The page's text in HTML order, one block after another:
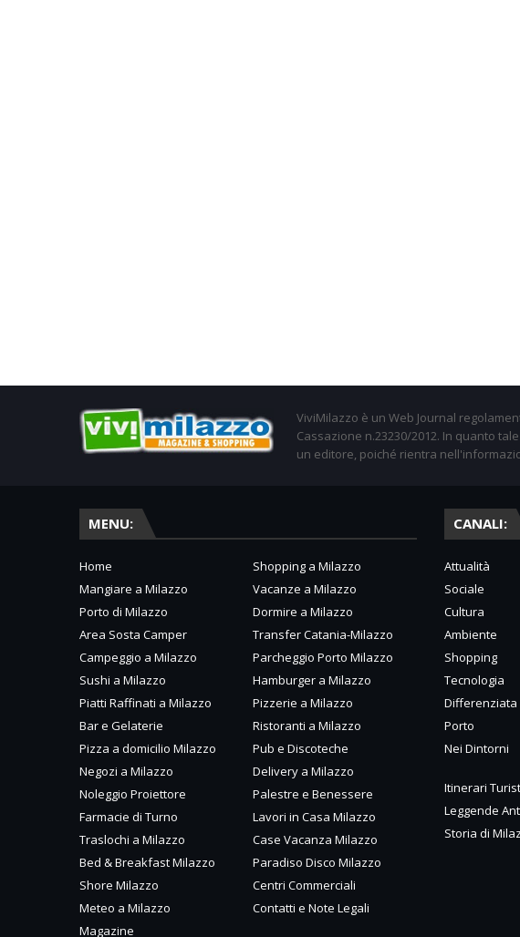
ViviMilazzo è un Web Journal
Cassazione n.23230/2012. In quanto
un editore, poiché rientra
MENU:
Home
Shopping a Milazzo
Mangiare a Milazzo
Vacanze a Milazzo
Porto di Milazzo
Dormire a Milazzo
Area Sosta Camper
Transfer Catania-Milazzo
Campeggio a Milazzo
Parcheggio Porto Milazzo
Sushi a Milazzo
Hamburger a Milazzo
Piatti Raffinati a Milazzo
Pizzerie a Milazzo
Bar e Gelaterie
Ristoranti a Milazzo
Pizza a domicilio Milazzo
Pub e Discoteche
Negozi a Milazzo
Delivery a Milazzo
Noleggio Proiettore
Palestre e Benessere
Farmacie di Turno
Lavori in Casa Milazzo
Traslochi a Milazzo
Case Vacanza Milazzo
Bed & Breakfast Milazzo
Paradiso Disco Milazzo
Shore Milazzo
Centri Commerciali
Meteo a Milazzo
Contatti e Note Legali
Magazine
CANALI:
Attualità
Sociale
Cultura
Ambiente
Shopping
Tecnologia
Differenziata
Porto
Nei Dintorni
Itinerari
Leggende
Storia di